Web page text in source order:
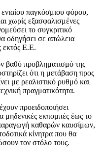
παγκόσμιου φόρου,
χωρίς εξασφαλισμένες
το συγκριτικό
οδηγήσει σε απώλεια
εκτός Ε.Ε.
βαθύ προβληματισμό της
ότι η μετάβαση προς
με ρεαλιστικό ρυθμό και
πραγματικότητα.
προειδοποιήσει
μηδενικές εκπομπές έως το
παραγωγή καθαρών καυσίμων,
κίνητρα που θα
τον στόλο τους.